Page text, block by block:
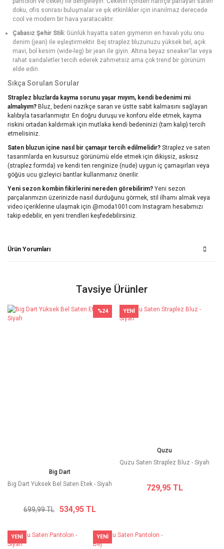
doku, ofis sonrası buluşmalar ve şık etkinlikler için inanılmaz derecede
cool ve modern bir hava yaratacaktır.
Çabasız Şehir Stili: Günlük hayatta saten giymenin en havalı yolu onu
denim (jean) ile eşleştirmektir. Bej straplez bluzunuzu yüksek bel, açık
mavi, bol kesim (wide-leg) bir jean ile giyin. Altına beyaz sneaker'lar veya
rahat sandaletler tercih ederek zahmetsiz ama çok trend bir görünüm
elde edin.
Sıkça Sorulan Sorular
Straplez bluzlarda kayma sorunu yaşar mıyım, kendi bedenimi mi
almalıyım? Bluz, bedeni nazikçe saran ve üstte sabit kalmasını sağlayan
kalıbıyla tasarlanmıştır. En doğru duruşu ve konforu elde etmek, kayma
riskini ortadan kaldırmak için mutlaka kendi bedeninizi (tam kalıp) tercih
etmelisiniz.
Saten bluzun içine nasıl bir çamaşır tercih edilmelidir? Straplez ve saten
tasarımlarda en kusursuz görünümü elde etmek için dikişsiz, askısız
(straplez formda) ve kendi ten renginize (nude) uygun iç çamaşırları veya
göğüs ucu gizleyici bantlar kullanmanız önerilir.
Yeni sezon kombin fikirlerini nereden görebilirim? Yeni sezon
parçalarımızın üzerinizde nasıl durduğunu görmek, stil ilhamı almak veya
video içeriklerine ulaşmak için @moda1001com Instagram hesabımızı
takip edebilir, en yeni trendleri keşfedebilirsiniz.
Ürün Yorumları
Bu ürüne ilk yorumu siz yapın!
Yorum Yaz
Tavsiye Ürünler
%24
Big Dart
Big Dart Yüksek Bel Saten Etek - Siyah
699,99 TL 534,95 TL
YENİ
Quzu
Quzu Saten Straplez Bluz - Siyah
729,95 TL
YENİ YENİ